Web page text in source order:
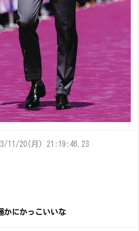
11/20(月) 21:19:46.23
かにかっこいいな